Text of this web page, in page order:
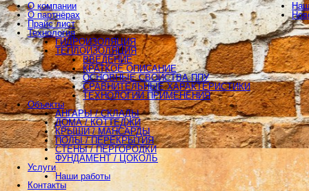
О компании
О партнёрах
Прайс лист
Технология
ГИДРОИЗОЛЯЦИЯ
ТЕПЛОИЗОЛЯЦИЯ
ВВЕДЕНИЕ
КРАТКОЕ ОПИСАНИЕ
ОСНОВНЫЕ СВОЙСТВА ППУ
СРАВНИТЕЛЬНЫЕ ХАРАКТЕРИСТИКИ
ТЕХНОЛОГИИ ПРИМЕНЕНИЯ
Объекты
АНГАРЫ / СКЛАДЫ
ДОМА / КОТТЕДЖИ
КРЫШИ / МАНСАРДЫ
ПОЛЫ / ПЕРЕКРЫТИЯ
СТЕНЫ / ПЕРГОРОДКИ
ФУНДАМЕНТ / ЦОКОЛЬ
Услуги
Наши работы
Контакты